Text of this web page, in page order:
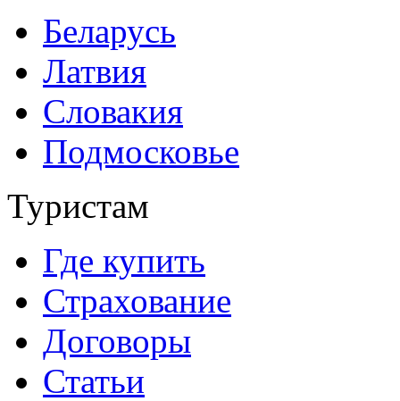
Беларусь
Латвия
Словакия
Подмосковье
Туристам
Где купить
Страхование
Договоры
Статьи